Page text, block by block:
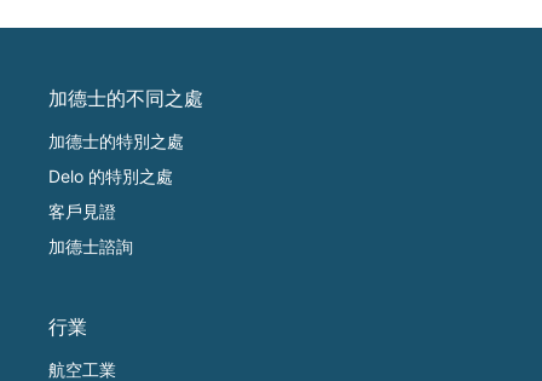
加德士的不同之處
加德士的特別之處
Delo 的特別之處
客戶見證
加德士諮詢
行業
航空工業